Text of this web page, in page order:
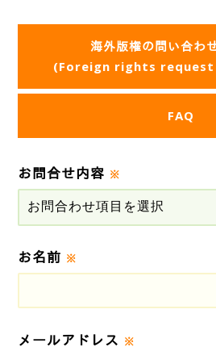
海外版権の問い合わ
(Foreign rights
FAQ
お問合せ内容 ※
お名前 ※
メールアドレス ※